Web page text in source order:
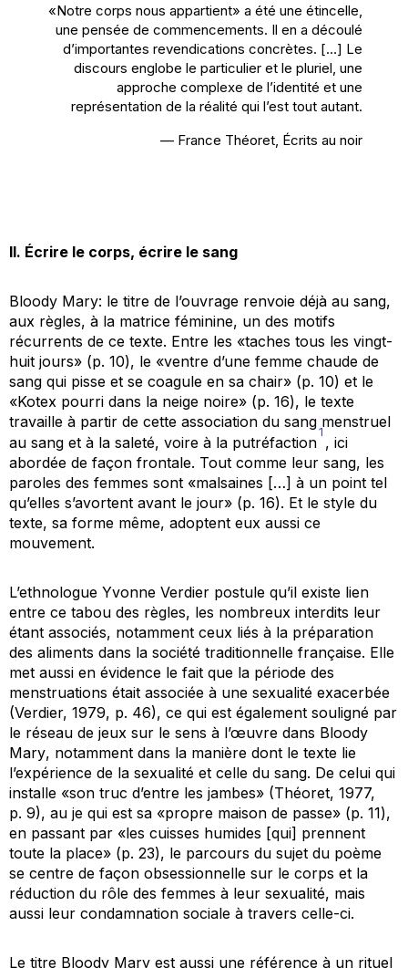
«Notre corps nous appartient» a été une étincelle,
une pensée de commencements. Il en a découlé
d’importantes revendications concrètes. […] Le
discours englobe le particulier et le pluriel, une
approche complexe de l’identité et une
représentation de la réalité qui l’est tout autant.
— France Théoret, Écrits au noir
II. Écrire le corps, écrire le sang
Bloody Mary: le titre de l’ouvrage renvoie déjà au sang,
aux règles, à la matrice féminine, un des motifs
récurrents de ce texte. Entre les «taches tous les vingt-
huit jours» (p. 10), le «ventre d’une femme chaude de
sang qui pisse et se coagule en sa chair» (p. 10) et le
«Kotex pourri dans la neige noire» (p. 16), le texte
travaille à partir de cette association du sang menstruel
au sang et à la saleté, voire à la putréfaction
1
, ici
abordée de façon frontale. Tout comme leur sang, les
paroles des femmes sont «malsaines […] à un point tel
qu’elles s’avortent avant le jour» (p. 16). Et le style du
texte, sa forme même, adoptent eux aussi ce
mouvement.
L’ethnologue Yvonne Verdier postule qu’il existe lien
entre ce tabou des règles, les nombreux interdits leur
étant associés, notamment ceux liés à la préparation
des aliments dans la société traditionnelle française. Elle
met aussi en évidence le fait que la période des
menstruations était associée à une sexualité exacerbée
(Verdier, 1979, p. 46), ce qui est également souligné par
le réseau de jeux sur le sens à l’œuvre dans Bloody
Mary, notamment dans la manière dont le texte lie
l’expérience de la sexualité et celle du sang. De celui qui
installe «son truc d’entre les jambes» (Théoret, 1977,
p. 9), au je qui est sa «propre maison de passe» (p. 11),
en passant par «les cuisses humides [qui] prennent
toute la place» (p. 23), le parcours du sujet du poème
se centre de façon obsessionnelle sur le corps et la
réduction du rôle des femmes à leur sexualité, mais
aussi leur condamnation sociale à travers celle-ci.
Le titre Bloody Mary est aussi une référence à un rituel